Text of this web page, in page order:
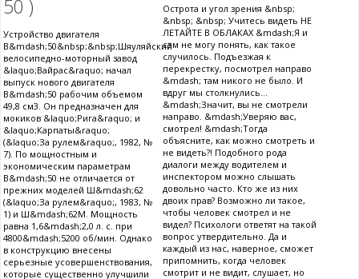
50 )
Устройство двигателя
В&mdash;50&nbsp;&nbsp;Шяуляйский
велосипедно-моторный завод
&laquo;Вайрас&raquo; начал
выпуск нового двигателя
В&mdash;50 рабочим объемом
49,8 см3. Он предназначен для
мокиков &laquo;Рига&raquo; и
&laquo;Карпаты&raquo;
(&laquo;За рулем&raquo;, 1982, №
7). По мощностным и
экономическим параметрам
В&mdash;50 не отличается от
прежних моделей Ш&mdash;62
(&laquo;За рулем&raquo;, 1983, №
1) и Ш&mdash;62М. Мощность
равна 1,6&mdash;2,0 л. с. при
4800&mdash;5200 об/мин. Однако
в конструкцию внесены
серьезные усовершенствования,
которые существенно улучшили
Острота и угол зрения &nbsp;
&nbsp; &nbsp; Учитесь видеть НЕ
ЛЕТАЙТЕ В ОБЛАКАХ &mdash;Я и
сам не могу понять, как такое
случилось. Подъезжая к
перекрестку, посмотрел направо
&mdash; там никого не было. И
вдруг мы столкнулись...
&mdash;Значит, вы не смотрели
направо. &mdash;Уверяю вас,
смотрел! &mdash;Тогда
объясните, как можно смотреть и
не видеть?! Подобного рода
диалоги между водителем и
инспектором можно слышать
довольно часто. Кто же из них
двоих прав? Возможно ли такое,
чтобы человек смотрел и не
видел? Психологи ответят на такой
вопрос утвердительно. Да и
каждый из нас, наверное, сможет
припомнить, когда человек
смотрит и не видит, слушает, но